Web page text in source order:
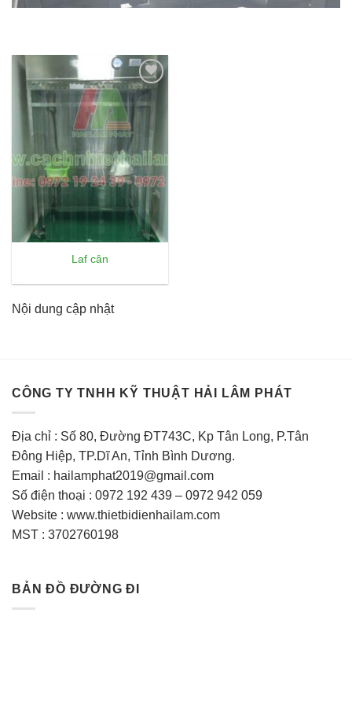
Add to
wishlist
Laf cân
Nội dung cập nhật
CÔNG TY TNHH KỸ THUẬT HẢI LÂM PHÁT
Địa chỉ : Số 80, Đường ĐT743C, Kp Tân Long, P.Tân
Đông Hiệp, TP.Dĩ An, Tỉnh Bình Dương.
Email : hailamphat2019@gmail.com
Số điện thoại : 0972 192 439 – 0972 942 059
Website : www.thietbidienhailam.com
MST : 3702760198
BẢN ĐỒ ĐƯỜNG ĐI